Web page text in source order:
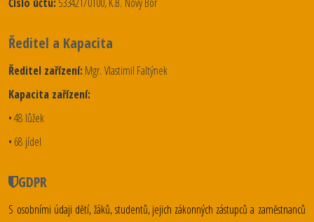
Ředitel a Kapacita
Ředitel zařízení: Mgr. Vlastimil Faltýnek
Kapacita zařízení:
• 48 lůžek
• 68 jídel
GDPR
S osobními údaji dětí, žáků, studentů, jejich zákonných zástupců a zaměstnanců